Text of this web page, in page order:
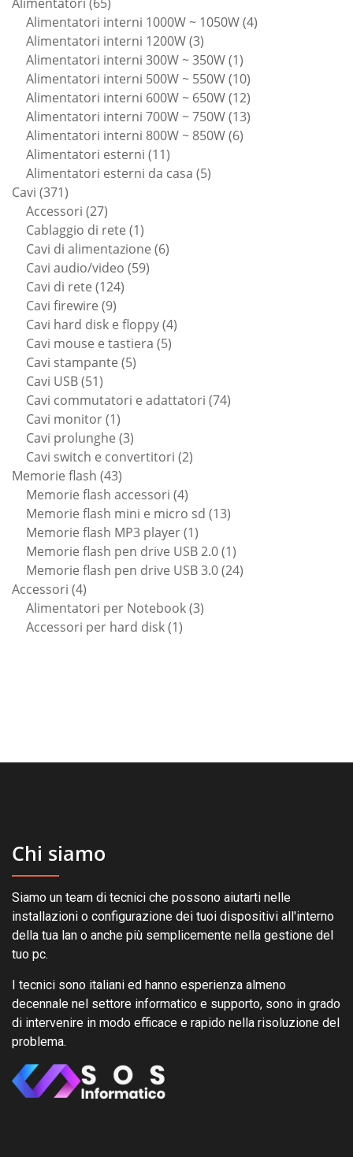
Alimentatori 65
prodotti
Alimentatori interni 1000W ~ 1050W 44
Alimentatori interni 1200W 33
prodotti
Alimentatori interni 300W ~ 350W 11
prodotto
Alimentatori interni 500W ~ 550W 1010
prodotti
Alimentatori interni 600W ~ 650W 1212
prodotti
Alimentatori interni 700W ~ 750W 1313
Alimentatori interni 800W ~ 850W 66
Alimentatori esterni 1111
prodotti
Alimentatori esterni da casa 55
Cavi 371371
prodotti
Accessori 2727
prodotti
Cablaggio di rete 11
prodotto
Cavi di alimentazione 66
Cavi audio/video 5959
Cavi di rete 124124
Cavi firewire 99
prodotti
Cavi hard disk e floppy 44
Cavi mouse e tastiera 55
Cavi stampante 55
Cavi USB 5151
prodotti
Cavi commutatori e adattatori 7474
Cavi monitor 11
prodotto
Cavi prolunghe 33
prodotti
Cavi switch e convertitori 22
Memorie flash 4343
prodotti
Memorie flash accessori 44
prodotti
Memorie flash mini e micro sd 1313
Memorie flash MP3 player 11
prodotto
Memorie flash pen drive USB 2.0 11
prodotto
Memorie flash pen drive USB 3.0 2424
Accessori 44
prodotti
Alimentatori per Notebook 33
Accessori per hard disk 11
Chi siamo
Siamo un team di tecnici che possono aiutarti nelle
installazioni o configurazione dei tuoi dispositivi all'interno
della tua lan o anche più semplicemente nella gestione del
tuo pc.
I tecnici sono italiani ed hanno esperienza almeno
decennale nel settore informatico e supporto, sono in grado
di intervenire in modo efficace e rapido nella risoluzione del
problema.